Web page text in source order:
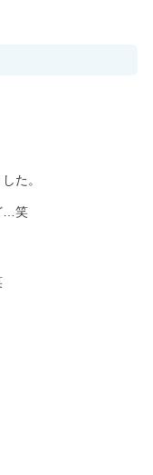
た。
…笑